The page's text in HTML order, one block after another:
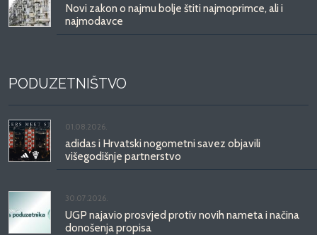
Novi zakon o najmu bolje štiti najmoprimce, ali i
najmodavce
PODUZETNIŠTVO
01.08.2026.
adidas i Hrvatski nogometni savez objavili
višegodišnje partnerstvo
30.07.2026.
UGP najavio prosvjed protiv novih nameta i načina
donošenja propisa